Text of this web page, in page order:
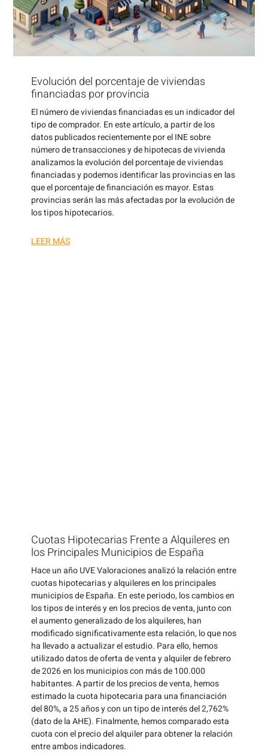
Evolución del porcentaje de viviendas
financiadas por provincia
El número de viviendas financiadas es un indicador del
tipo de comprador. En este artículo, a partir de los
datos publicados recientemente por el INE sobre
número de transacciones y de hipotecas de vivienda
analizamos la evolución del porcentaje de viviendas
financiadas y podemos identificar las provincias en las
que el porcentaje de financiación es mayor. Estas
provincias serán las más afectadas por la evolución de
los tipos hipotecarios.
LEER MÁS
Cuotas Hipotecarias Frente a Alquileres en
los Principales Municipios de España
Hace un año UVE Valoraciones analizó la relación entre
cuotas hipotecarias y alquileres en los principales
municipios de España. En este periodo, los cambios en
los tipos de interés y en los precios de venta, junto con
el aumento generalizado de los alquileres, han
modificado significativamente esta relación, lo que nos
ha llevado a actualizar el estudio. Para ello, hemos
utilizado datos de oferta de venta y alquiler de febrero
de 2026 en los municipios con más de 100.000
habitantes. A partir de los precios de venta, hemos
estimado la cuota hipotecaria para una financiación
del 80%, a 25 años y con un tipo de interés del 2,762%
(dato de la AHE). Finalmente, hemos comparado esta
cuota con el precio del alquiler para obtener la relación
entre ambos indicadores.